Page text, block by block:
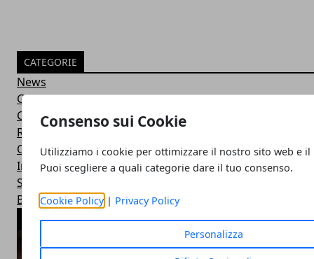
Consenso sui Cookie
Utilizziamo i cookie per ottimizzare il nostro sito web e il
Puoi scegliere a quali categorie dare il tuo consenso.
Cookie Policy| Privacy Policy
Personalizza
CATEGORIE
News
Guide
Confronti
Recensioni
Offerte
Intelligenza Artificiale
Startup & Innovazione
Business
ARTICOLI POPOLARI